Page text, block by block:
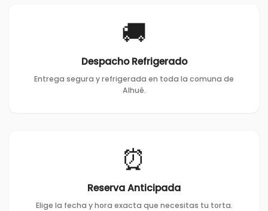
🚚
Despacho Refrigerado
Entrega segura y refrigerada en toda la comuna de
Alhué.
⏰
Reserva Anticipada
Elige la fecha y hora exacta que necesitas tu torta.